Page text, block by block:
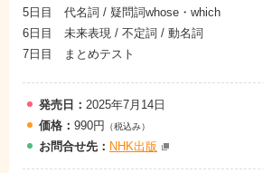
5日目 代名詞 / 疑問詞whose・which
6日目 未来表現 / 不定詞 / 動名詞
7日目 まとめテスト
発売日： 2025年7月14日
価格： 990円 （税込み）
お問合せ先： NHK出版